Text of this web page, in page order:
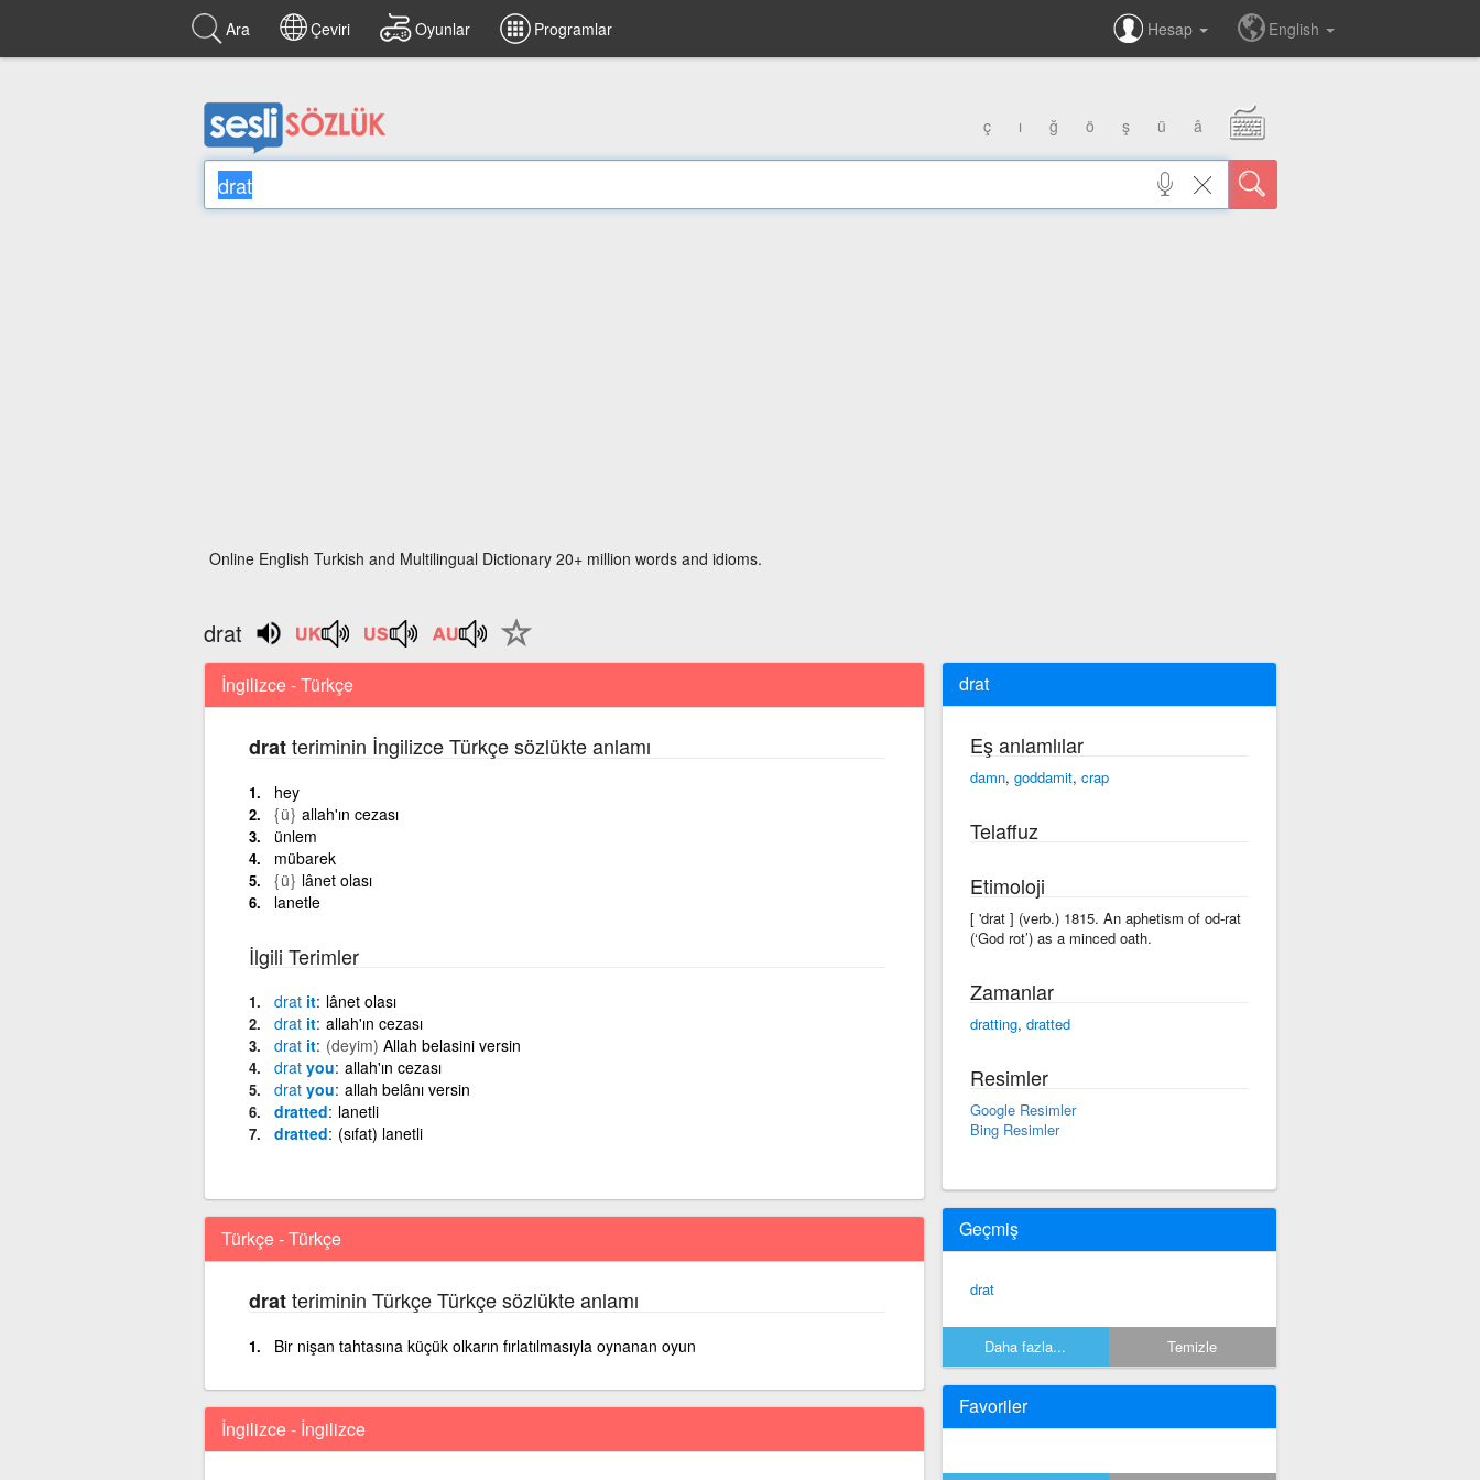
Ara Çeviri Oyunlar Programlar Hesap English
ç ı ğ ö ş ü â
Online English Turkish and Multilingual Dictionary 20+ million words and idioms.
drat
İngilizce - Türkçe
dratteriminin İngilizce Türkçe sözlükte anlamı
hey
{ü} allah'ın cezası
ünlem
mübarek
{ü} lânet olası
lanetle
İlgili Terimler
dratit lânet olası
dratit allah'ın cezası
dratit (deyim) Allah belasini versin
dratyou allah'ın cezası
dratyou allah belânı versin
dratted lanetli
dratted (sıfat) lanetli
Türkçe - Türkçe
dratteriminin Türkçe Türkçe sözlükte anlamı
Bir nişan tahtasına küçük olkarın fırlatılmasıyla oynanan oyun
İngilizce - İngilizce
drat
Eş anlamlılar
damn, goddamit, crap
Telaffuz
Etimoloji
[ 'drat ] (verb.) 1815. An aphetism of od-rat
(‘God rot’) as a minced oath.
Zamanlar
dratting, dratted
Resimler
Google Resimler
Bing Resimler
Geçmiş
drat
Daha fazla... Temizle
Favoriler